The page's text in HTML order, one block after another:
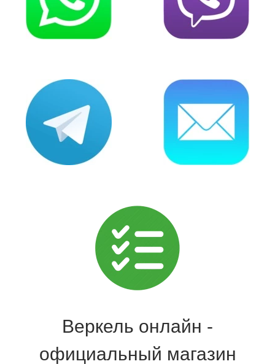
Веркель онлайн -
официальный магазин